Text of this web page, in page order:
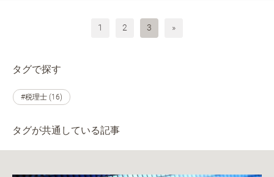
1 2 3 »
タグで探す
#税理士 (16)
タグが共通している記事